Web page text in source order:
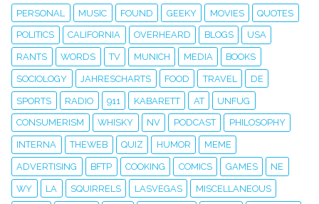
PERSONAL MUSIC FOUND GEEKY MOVIES QUOTES
POLITICS CALIFORNIA OVERHEARD BLOGS USA
RANTS WORDS TV MUNICH MEDIA BOOKS
SOCIOLOGY JAHRESCHARTS FOOD TRAVEL DE
SPORTS RADIO 911 KABARETT AT UNFUG
CONSUMERISM WHISKY NV PODCAST PHILOSOPHY
INTERNA THEWEB QUIZ HUMOR MEME
ADVERTISING BFTP COOKING COMICS GAMES NE
WY LA SQUIRRELS LASVEGAS MISCELLANEOUS